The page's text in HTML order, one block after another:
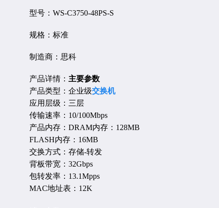
型号：WS-C3750-48PS-S
规格：标准
制造商：思科
产品详情： 主要参数
产品类型：企业级交换机
应用层级：三层
传输速率：10/100Mbps
产品内存：DRAM内存：128MB
FLASH内存：16MB
交换方式：存储-转发
背板带宽：32Gbps
包转发率：13.1Mpps
MAC地址表：12K